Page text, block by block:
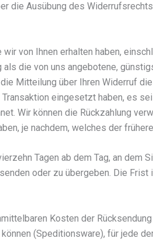
die Ausübung des
von Ihnen erhalten haben,
die von uns angebotene,
Mitteilung über Ihren Widerruf
eingesetzt haben, es
Wir können die Rückzahlung
je nachdem, welches der
Tagen ab dem Tag, an dem
oder zu übergeben. Die
Kosten der
(Speditionsware), für jede